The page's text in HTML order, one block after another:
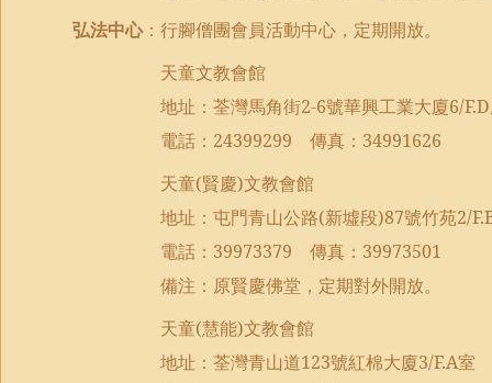
弘法中心：行腳僧團會員活動中心，定期開放。
天童文教會館
地址：荃灣馬角街2-6號華興工業大廈6/F.D
電話： 24399299 傳真： 34991626
天童(賢慶)文教會館
地址：屯門青山公路(新墟段)87號竹苑2/
電話： 39973379 傳真： 39973501
備注：原賢慶佛堂，定期對外開放。
天童(慧能)文教會館
地址：荃灣青山道123號紅棉大廈3/F.A室